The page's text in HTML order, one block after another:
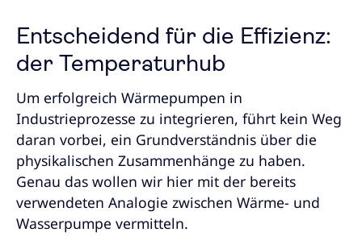
Entscheidend für die Effizienz:
der Temperaturhub
Um erfolgreich Wärmepumpen in
Industrieprozesse zu integrieren, führt kein Weg
daran vorbei, ein Grundverständnis über die
physikalischen Zusammenhänge zu haben.
Genau das wollen wir hier mit der bereits
verwendeten Analogie zwischen Wärme- und
Wasserpumpe vermitteln.